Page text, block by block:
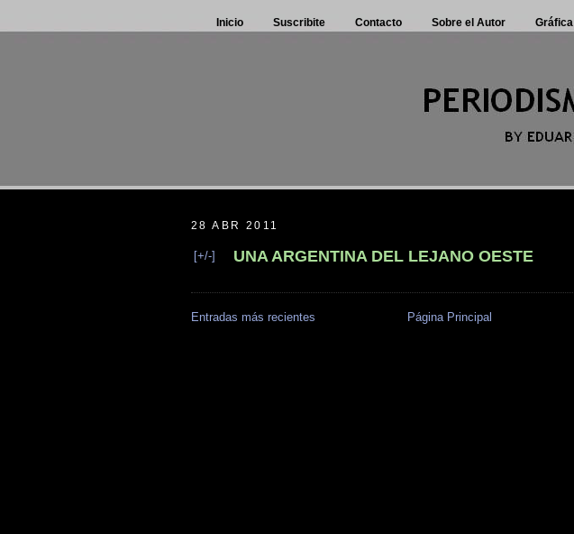
Inicio Suscribite Contacto Sobre el Autor Gráfica
28 ABR 2011
[+/-] UNA ARGENTINA DEL LEJANO OESTE
Entradas más recientes Página Principal